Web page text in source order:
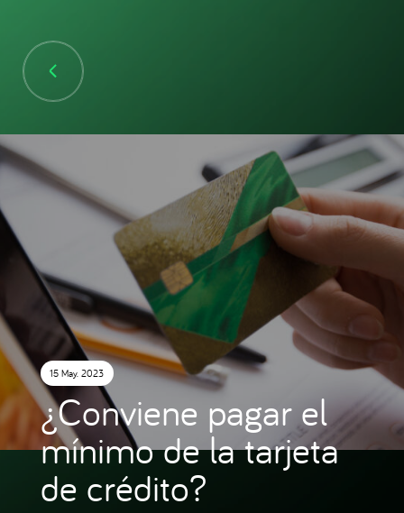
15 May. 2023
¿Conviene pagar el
mínimo de la tarjeta
de crédito?